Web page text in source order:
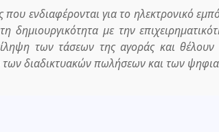
που ενδιαφέρονται για το ηλεκτρονικό
δημιουργικότητα με την
των τάσεων της αγοράς και
διαδικτυακών πωλήσεων και των